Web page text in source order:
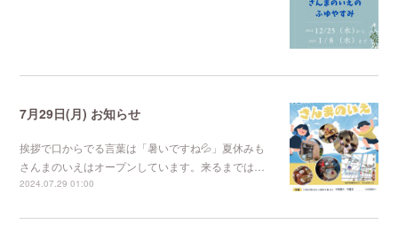
7月29日(月) お知らせ
挨拶で口からでる言葉は「暑いですね💦」夏休みも
さんまのいえはオープンしています。来るまでは…
2024.07.29 01:00